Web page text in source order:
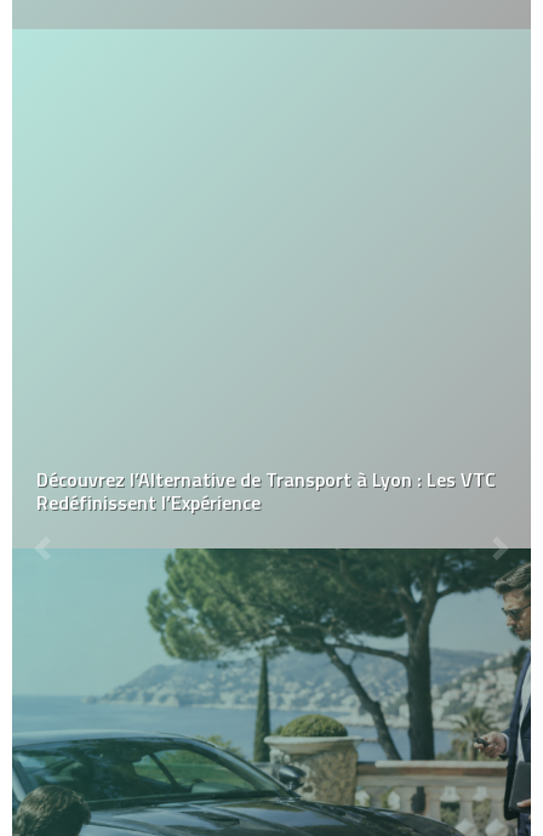
Découvrez l’Alternative de Transport à Lyon : Les VTC
Redéfinissent l’Expérience